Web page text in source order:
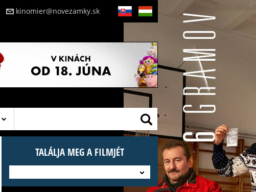
kinomier@novezamky.sk
TALÁLJA MEG A FILMJÉT